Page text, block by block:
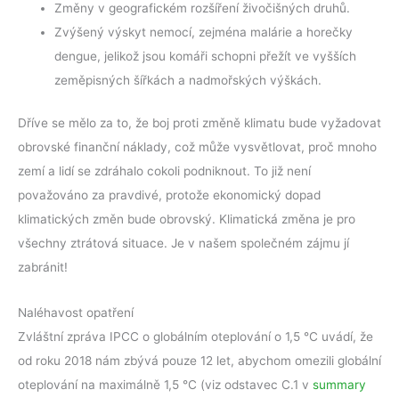
Změny v geografickém rozšíření živočišných druhů.
Zvýšený výskyt nemocí, zejména malárie a horečky
dengue, jelikož jsou komáři schopni přežít ve vyšších
zeměpisných šířkách a nadmořských výškách.
Dříve se mělo za to, že boj proti změně klimatu bude vyžadovat
obrovské finanční náklady, což může vysvětlovat, proč mnoho
zemí a lidí se zdráhalo cokoli podniknout. To již není
považováno za pravdivé, protože ekonomický dopad
klimatických změn bude obrovský. Klimatická změna je pro
všechny ztrátová situace. Je v našem společném zájmu jí
zabránit!
Naléhavost opatření
Zvláštní zpráva IPCC o globálním oteplování o 1,5 °C uvádí, že
od roku 2018 nám zbývá pouze 12 let, abychom omezili globální
oteplování na maximálně 1,5 °C (viz odstavec C.1 v summary